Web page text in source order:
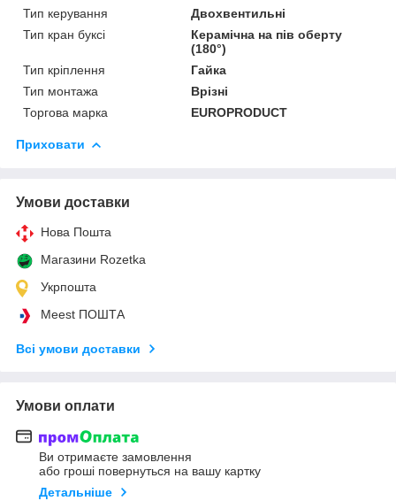
Тип керування
Двохвентильні
Тип кран буксі
Керамічна на пів оберту
(180°)
Тип кріплення
Гайка
Тип монтажа
Врізні
Торгова марка
EUROPRODUCT
Приховати
Умови доставки
Нова Пошта
Магазини Rozetka
Укрпошта
Meest ПОШТА
Всі умови доставки
Умови оплати
Ви отримаєте замовлення
або гроші повернуться на вашу картку
Детальніше